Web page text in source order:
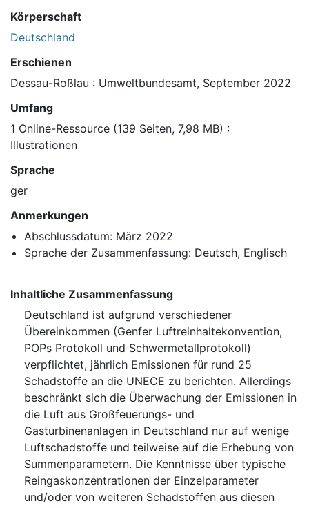
Körperschaft
Deutschland
Erschienen
Dessau-Roßlau : Umweltbundesamt, September 2022
Umfang
1 Online-Ressource (139 Seiten, 7,98 MB) :
Illustrationen
Sprache
ger
Anmerkungen
Abschlussdatum: März 2022
Sprache der Zusammenfassung: Deutsch, Englisch
Inhaltliche Zusammenfassung
Deutschland ist aufgrund verschiedener
Übereinkommen (Genfer Luftreinhaltekonvention,
POPs Protokoll und Schwermetallprotokoll)
verpflichtet, jährlich Emissionen für rund 25
Schadstoffe an die UNECE zu berichten. Allerdings
beschränkt sich die Überwachung der Emissionen in
die Luft aus Großfeuerungs- und
Gasturbinenanlagen in Deutschland nur auf wenige
Luftschadstoffe und teilweise auf die Erhebung von
Summenparametern. Die Kenntnisse über typische
Reingaskonzentrationen der Einzelparameter
und/oder von weiteren Schadstoffen aus diesen